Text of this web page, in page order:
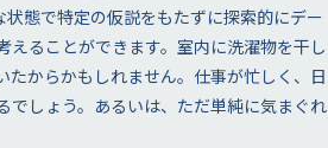
態で特定の仮説をもたずに探索的にデー
ることができます。室内に洗濯物を干し
からかもしれません。仕事が忙しく、日
でしょう。あるいは、ただ単純に気まぐれ